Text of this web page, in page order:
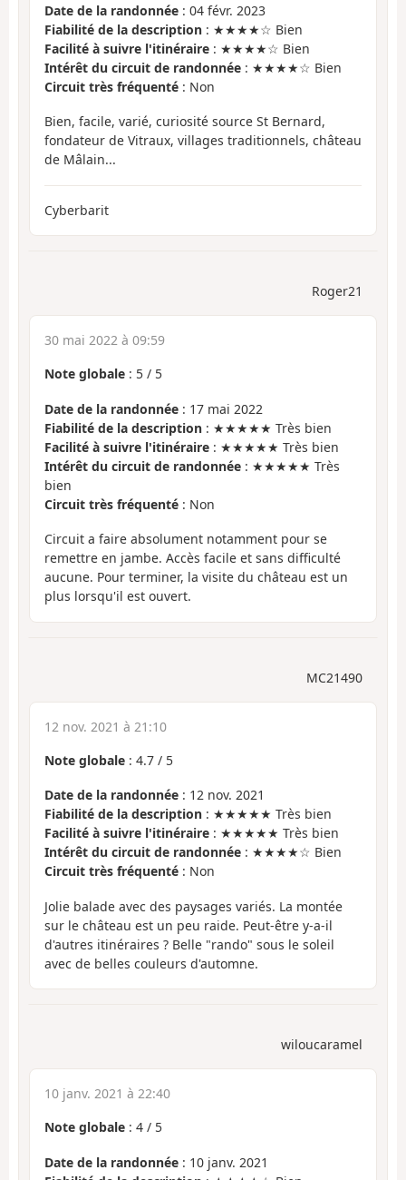
Date de la randonnée : 04 févr. 2023
Fiabilité de la description : ★★★★☆ Bien
Facilité à suivre l'itinéraire : ★★★★☆ Bien
Intérêt du circuit de randonnée : ★★★★☆ Bien
Circuit très fréquenté : Non
Bien, facile, varié, curiosité source St Bernard,
fondateur de Vitraux, villages traditionnels, château
de Mâlain...
Cyberbarit
Roger21
30 mai 2022 à 09:59
Note globale : 5 / 5
Date de la randonnée : 17 mai 2022
Fiabilité de la description : ★★★★★ Très bien
Facilité à suivre l'itinéraire : ★★★★★ Très bien
Intérêt du circuit de randonnée : ★★★★★ Très
bien
Circuit très fréquenté : Non
Circuit a faire absolument notamment pour se
remettre en jambe. Accès facile et sans difficulté
aucune. Pour terminer, la visite du château est un
plus lorsqu'il est ouvert.
MC21490
12 nov. 2021 à 21:10
Note globale : 4.7 / 5
Date de la randonnée : 12 nov. 2021
Fiabilité de la description : ★★★★★ Très bien
Facilité à suivre l'itinéraire : ★★★★★ Très bien
Intérêt du circuit de randonnée : ★★★★☆ Bien
Circuit très fréquenté : Non
Jolie balade avec des paysages variés. La montée
sur le château est un peu raide. Peut-être y-a-il
d'autres itinéraires ? Belle "rando" sous le soleil
avec de belles couleurs d'automne.
wiloucaramel
10 janv. 2021 à 22:40
Note globale : 4 / 5
Date de la randonnée : 10 janv. 2021